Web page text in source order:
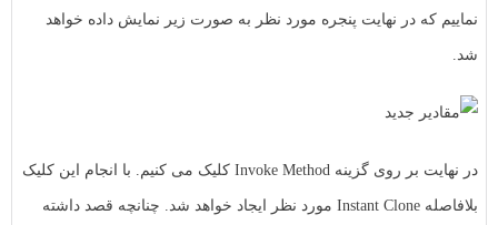
نماییم که در نهایت پنجره مورد نظر به صورت زیر نمایش داده خواهد
شد.
در نهایت بر روی گزینه Invoke Method کلیک می کنیم. با انجام این کلیک
بلافاصله Instant Clone مورد نظر ایجاد خواهد شد. چنانچه قصد داشته